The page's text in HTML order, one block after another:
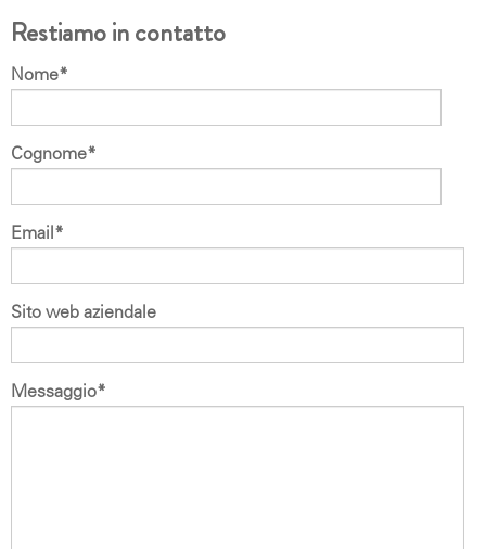
Restiamo in contatto
Nome*
Cognome*
Email*
Sito web aziendale
Messaggio*